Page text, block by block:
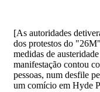
[As autoridades
dos protestos do
medidas de
manifestação contou
pessoas, num desfile
um comício em Hyde